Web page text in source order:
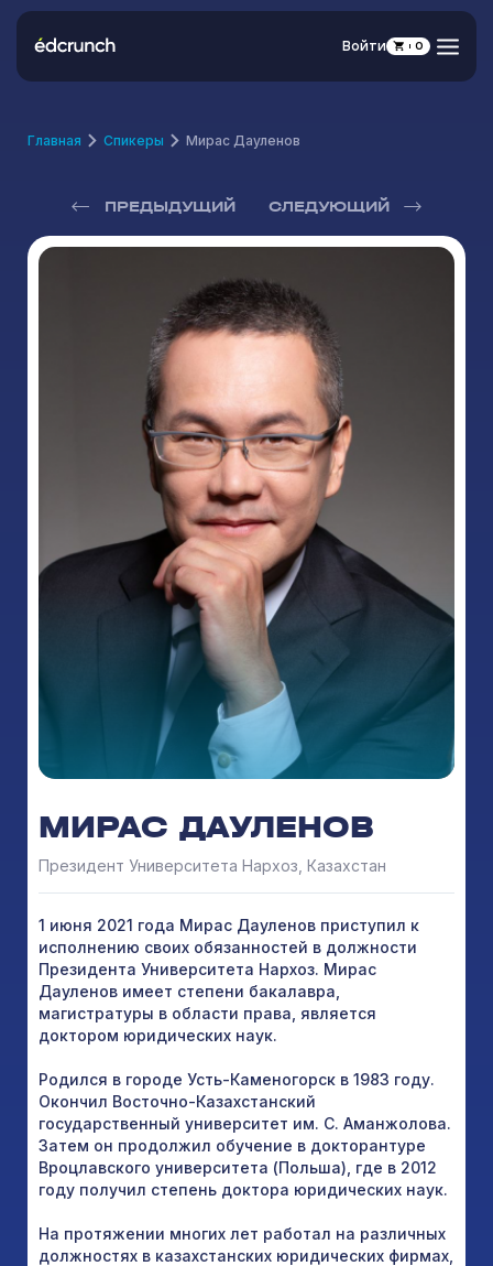
Войти 0
Главная Спикеры Мирас Дауленов
ПРЕДЫДУЩИЙ СЛЕДУЮЩИЙ
МИРАС ДАУЛЕНОВ
Президент Университета Нархоз, Казахстан
1 июня 2021 года Мирас Дауленов приступил к
исполнению своих обязанностей в должности
Президента Университета Нархоз. Мирас
Дауленов имеет степени бакалавра,
магистратуры в области права, является
доктором юридических наук.
Родился в городе Усть-Каменогорск в 1983 году.
Окончил Восточно-Казахстанский
государственный университет им. С. Аманжолова.
Затем он продолжил обучение в докторантуре
Вроцлавского университета (Польша), где в 2012
году получил степень доктора юридических наук.
На протяжении многих лет работал на различных
должностях в казахстанских юридических фирмах,